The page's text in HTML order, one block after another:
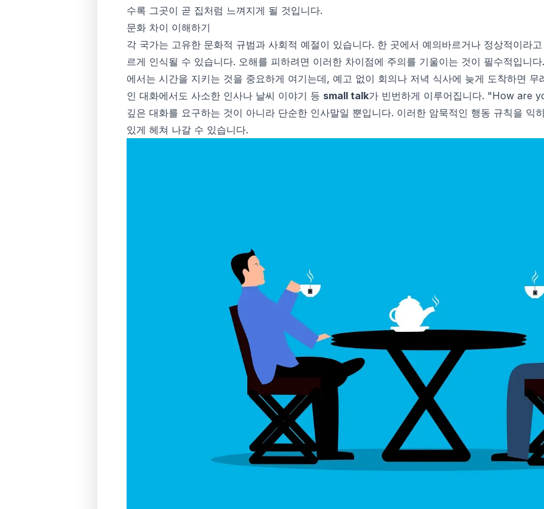
수록 그곳이 곧 집처럼 느껴지게 될 것입니다.
문화 차이 이해하기
각 국가는 고유한 문화적 규범과 사회적 예절이 있습니다. 한 곳에서 예의바르거나 정상적이라
르게 인식될 수 있습니다. 오해를 피하려면 이러한 차이점에 주의를 기울이는 것이 필수적입니
에서는 시간을 지키는 것을 중요하게 여기는데, 예고 없이 회의나 저녁 식사에 늦게 도착하면 무
인 대화에서도 사소한 인사나 날씨 이야기 등 small talk가 빈번하게 이루어집니다. "How are
깊은 대화를 요구하는 것이 아니라 단순한 인사말일 뿐입니다. 이러한 암묵적인 행동 규칙을 익
있게 헤쳐 나갈 수 있습니다.